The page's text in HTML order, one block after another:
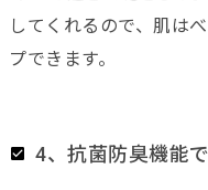
してくれるので、肌は
プできます。
4、抗菌防臭機能